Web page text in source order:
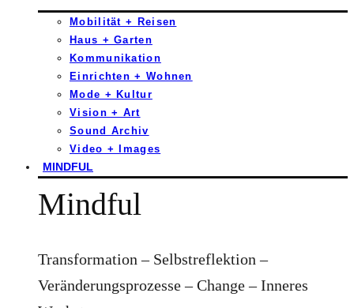
Mobilität + Reisen
Haus + Garten
Kommunikation
Einrichten + Wohnen
Mode + Kultur
Vision + Art
Sound Archiv
Video + Images
MINDFUL
Mindful
Transformation – Selbstreflektion –
Veränderungsprozesse – Change – Inneres